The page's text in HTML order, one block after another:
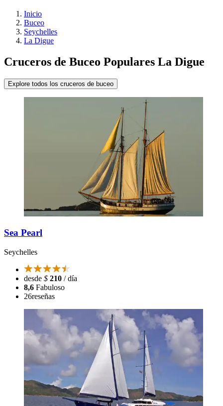
Inicio
Buceo
Seychelles
La Digue
Cruceros de Buceo Populares La Digue
Explore todos los cruceros de buceo
Sea Pearl
Seychelles
desde $ 210 / día
8,6 Fabuloso
26reseñas